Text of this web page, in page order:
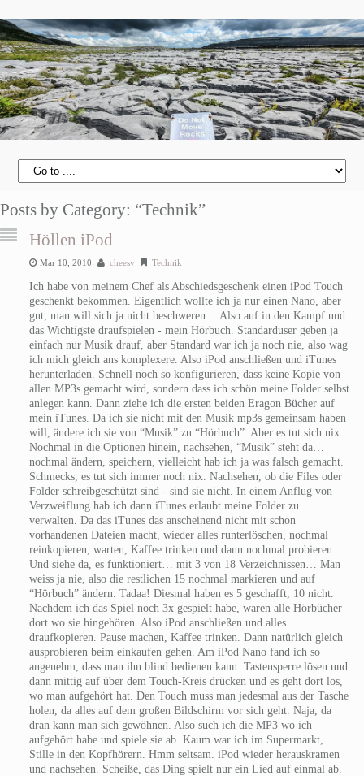
Posts by Category: “Technik”
Höllen iPod
Mar 10, 2010 cheesy Technik
Ich habe von meinem Chef als Abschiedsgeschenk einen iPod Touch
geschenkt bekommen. Eigentlich wollte ich ja nur einen Nano, aber
gut, man will sich ja nicht beschweren… Also auf in den Kampf und
das Wichtigste draufspielen - mein Hörbuch. Standarduser geben ja
einfach nur Musik drauf, aber Standard war ich ja noch nie, also wag
ich mich gleich ans komplexere. Also iPod anschließen und iTunes
herunterladen. Schnell noch so konfigurieren, dass keine Kopie von
allen MP3s gemacht wird, sondern dass ich schön meine Folder selbst
anlegen kann. Dann ziehe ich die ersten beiden Eragon Bücher auf
mein iTunes. Da ich sie nicht mit den Musik mp3s gemeinsam haben
will, ändere ich sie von “Musik” zu “Hörbuch”. Aber es tut sich nix.
Nochmal in die Optionen hinein, nachsehen, “Musik” steht da…
nochmal ändern, speichern, vielleicht hab ich ja was falsch gemacht.
Schmecks, es tut sich immer noch nix. Nachsehen, ob die Files oder
Folder schreibgeschützt sind - sind sie nicht. In einem Anflug von
Verzweiflung hab ich dann iTunes erlaubt meine Folder zu
verwalten. Da das iTunes das anscheinend nicht mit schon
vorhandenen Dateien macht, wieder alles runterlöschen, nochmal
reinkopieren, warten, Kaffee trinken und dann nochmal probieren.
Und siehe da, es funktioniert… mit 3 von 18 Verzeichnissen… Man
weiss ja nie, also die restlichen 15 nochmal markieren und auf
“Hörbuch” ändern. Tadaa! Diesmal haben es 5 geschafft, 10 nicht.
Nachdem ich das Spiel noch 3x gespielt habe, waren alle Hörbücher
dort wo sie hingehören. Also iPod anschließen und alles
draufkopieren. Pause machen, Kaffee trinken. Dann natürlich gleich
ausprobieren beim einkaufen gehen. Am iPod Nano fand ich so
angenehm, dass man ihn blind bedienen kann. Tastensperre lösen und
dann mittig auf über dem Touch-Kreis drücken und es geht dort los,
wo man aufgehört hat. Den Touch muss man jedesmal aus der Tasche
holen, da alles auf dem großen Bildschirm vor sich geht. Naja, da
dran kann man sich gewöhnen. Also such ich die MP3 wo ich
aufgehört habe und spiele sie ab. Kaum war ich im Supermarkt,
Stille in den Kopfhörern. Hmm seltsam. iPod wieder herauskramen
und nachsehen. Scheiße, das Ding spielt nur ein Lied auf einmal ab.